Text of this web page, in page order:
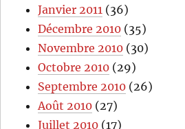
Janvier 2011 (36)
Décembre 2010 (35)
Novembre 2010 (30)
Octobre 2010 (29)
Septembre 2010 (26)
Août 2010 (27)
Juillet 2010 (17)